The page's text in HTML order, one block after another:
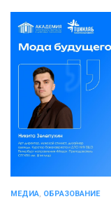
МЕДИА, ОБРАЗОВАНИЕ